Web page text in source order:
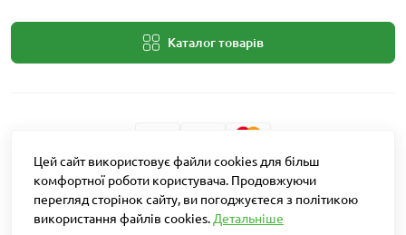
Каталог товарів
Розробник: Intent Solutions
Агро Рітейл © 2026
Цей сайт використовує файли cookies для більш
комфортної роботи користувача. Продовжуючи
перегляд сторінок сайту, ви погоджуєтеся з політикою
використання файлів cookies. Детальніше